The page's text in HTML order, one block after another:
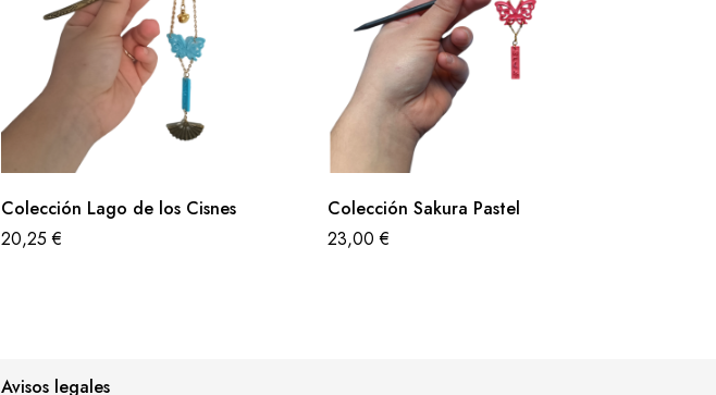
Colección Lago de los Cisnes
20,25€
Colección Sakura Pastel
23,00€
Avisos legales